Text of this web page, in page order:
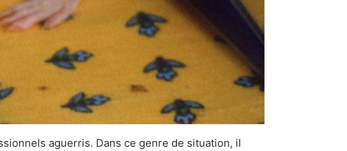
aguerris. Dans ce genre de situation, il